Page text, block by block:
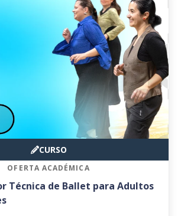
CURSO
OFERTA ACADÉMICA
Técnica de Ballet para Adultos